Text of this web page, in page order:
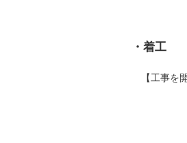
・着工
【工事を